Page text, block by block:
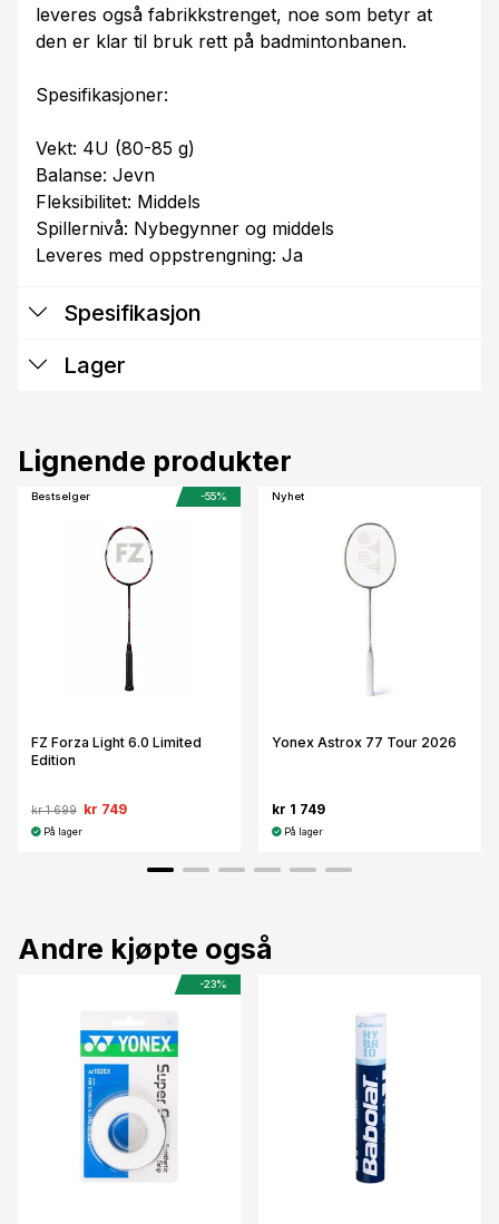
leveres også fabrikkstrenget, noe som betyr at
den er klar til bruk rett på badmintonbanen.
Spesifikasjoner:
Vekt: 4U (80-85 g)
Balanse: Jevn
Fleksibilitet: Middels
Spillernivå: Nybegynner og middels
Spesifikasjon
Lager
Lignende produkter
Bestselger -55%
FZ Forza Light 6.0 Limited
Edition
kr 1 699 kr 749
På lager
Nyhet
Yonex Astrox 77 Tour 2026
kr 1 749
På lager
Andre kjøpte også
-23%